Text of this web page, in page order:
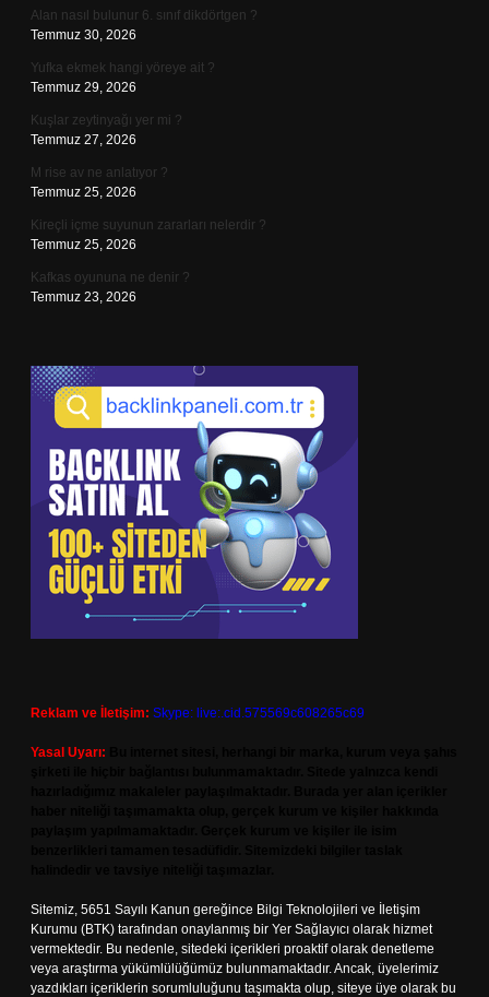
Alan nasıl bulunur 6. sınıf dikdörtgen ?
Temmuz 30, 2026
Yufka ekmek hangi yöreye ait ?
Temmuz 29, 2026
Kuşlar zeytinyağı yer mi ?
Temmuz 27, 2026
M rise av ne anlatıyor ?
Temmuz 25, 2026
Kireçli içme suyunun zararları nelerdir ?
Temmuz 25, 2026
Kafkas oyununa ne denir ?
Temmuz 23, 2026
Reklam ve İletişim: Skype: live:.cid.575569c608265c69
Yasal Uyarı:
Sitemiz, 5651 Sayılı Kanun gereğince Bilgi Teknolojileri ve İletişim
Kurumu (BTK) tarafından onaylanmış bir Yer Sağlayıcı olarak hizmet
vermektedir. Bu nedenle, sitedeki içerikleri proaktif olarak denetleme
veya araştırma yükümlülüğümüz bulunmamaktadır. Ancak, üyelerimiz
yazdıkları içeriklerin sorumluluğunu taşımakta olup, siteye üye olarak bu